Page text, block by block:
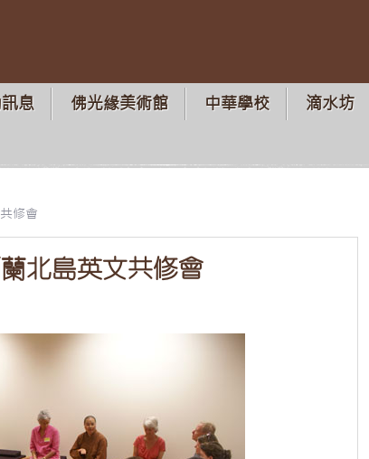
息 佛光緣美術館 中華學校 滴水坊
修會
北島英文共修會